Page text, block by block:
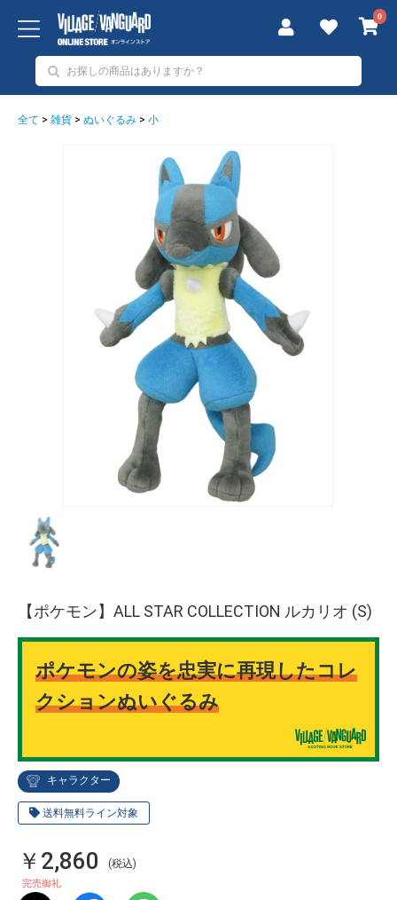
0
全て > 雑貨 > ぬいぐるみ > 小
キャラクター
送料無料ライン対象
【ポケモン】ALL STAR COLLECTION ルカリオ (S)
ポケモンの姿を忠実に再現したコレ
クションぬいぐるみ
￥2,860 (税込)
完売御礼